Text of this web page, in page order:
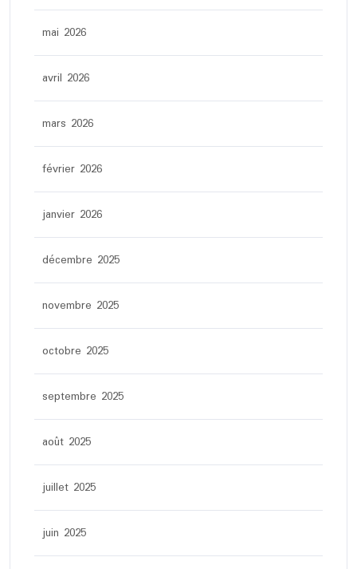
mai 2026
avril 2026
mars 2026
février 2026
janvier 2026
décembre 2025
novembre 2025
octobre 2025
septembre 2025
août 2025
juillet 2025
juin 2025